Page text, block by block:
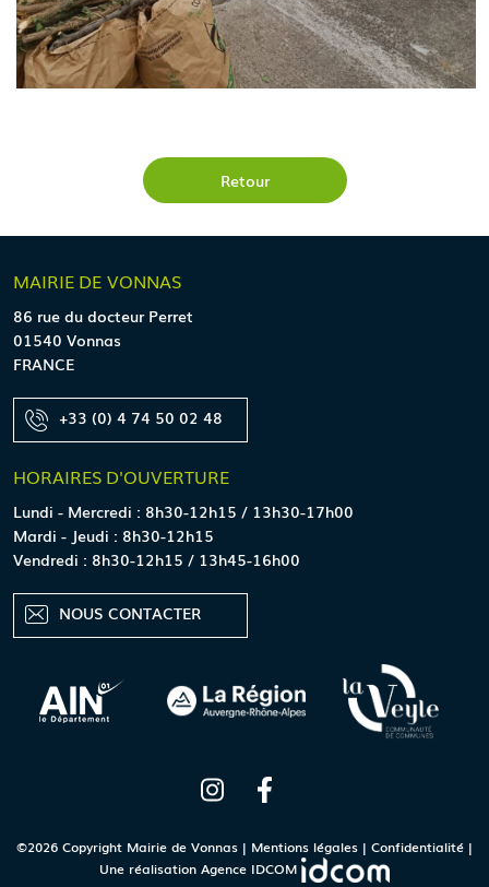
Retour
MAIRIE DE VONNAS
86 rue du docteur Perret
01540 Vonnas
FRANCE
+33 (0) 4 74 50 02 48
HORAIRES D'OUVERTURE
Lundi - Mercredi : 8h30-12h15 / 13h30-17h00
Mardi - Jeudi : 8h30-12h15
Vendredi : 8h30-12h15 / 13h45-16h00
NOUS CONTACTER
©2026 Copyright Mairie de Vonnas | Mentions légales | Confidentialité |
Une réalisation Agence IDCOM